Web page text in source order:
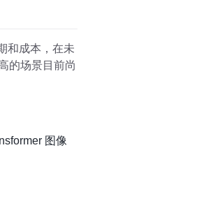
和成本，在未
的场景目前尚
图像